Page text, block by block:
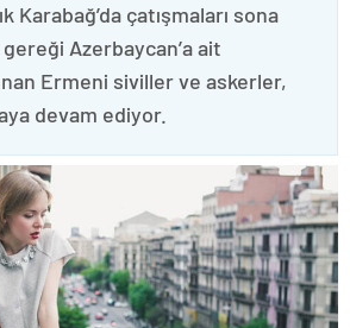
Karabağ’da çatışmaları sona
Azerbaycan’a ait
Ermeni siviller ve askerler,
devam ediyor.